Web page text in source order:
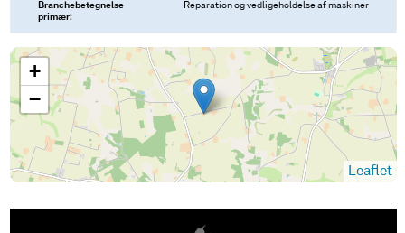
Branchebetegnelse
primær:
Reparation og vedligeholdelse af maskiner
+
−
Leaflet